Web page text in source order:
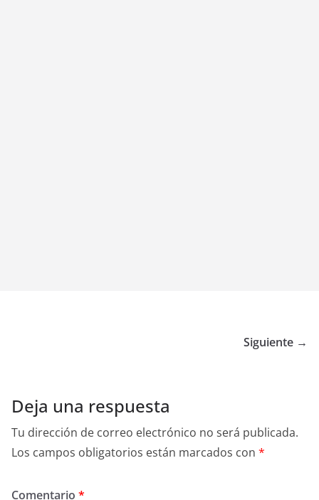
Siguiente →
Deja una respuesta
Tu dirección de correo electrónico no será publicada.
Los campos obligatorios están marcados con *
Comentario *